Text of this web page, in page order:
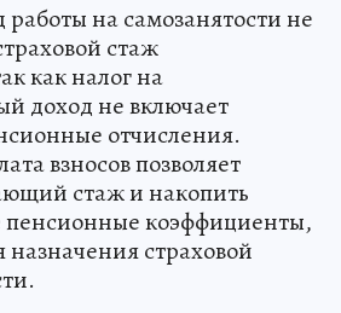
на самозанятости не
стаж
как налог на
доход не включает
отчисления.
взносов позволяет
стаж и накопить
коэффициенты,
страховой